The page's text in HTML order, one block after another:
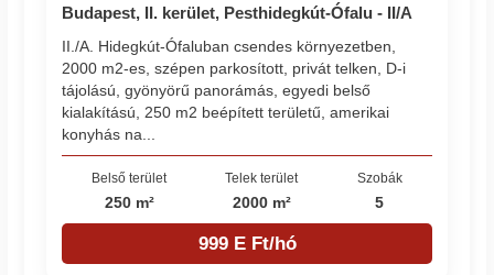
Budapest, II. kerület, Pesthidegkút-Ófalu - II/A
II./A. Hidegkút-Ófaluban csendes környezetben,
2000 m2-es, szépen parkosított, privát telken, D-i
tájolású, gyönyörű panorámás, egyedi belső
kialakítású, 250 m2 beépített területű, amerikai
konyhás na...
Belső terület
250 m²
Telek terület
2000 m²
Szobák
5
999 E Ft/hó